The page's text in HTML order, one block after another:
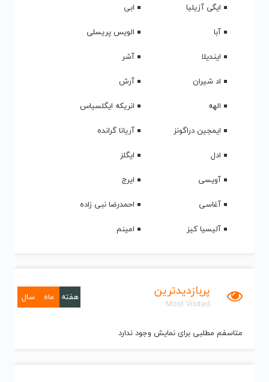
ایگی آزیلیا
ابی
آبا
الویس پریسلی
ایندیلا
آشر
اد شیران
آرش
الهه
انریکه ایگلسیاس
ایمجین دراگونز
آریانا گرانده
ادل
ایگلز
آویسی
ایرج
آغاسی
احمدرضا نبی زاده
آلیسیا کیز
امینم
پربازدیدترین
Most Visited
هفته ماه سال
متاسفم مطلبی برای نمایش وجود ندارد